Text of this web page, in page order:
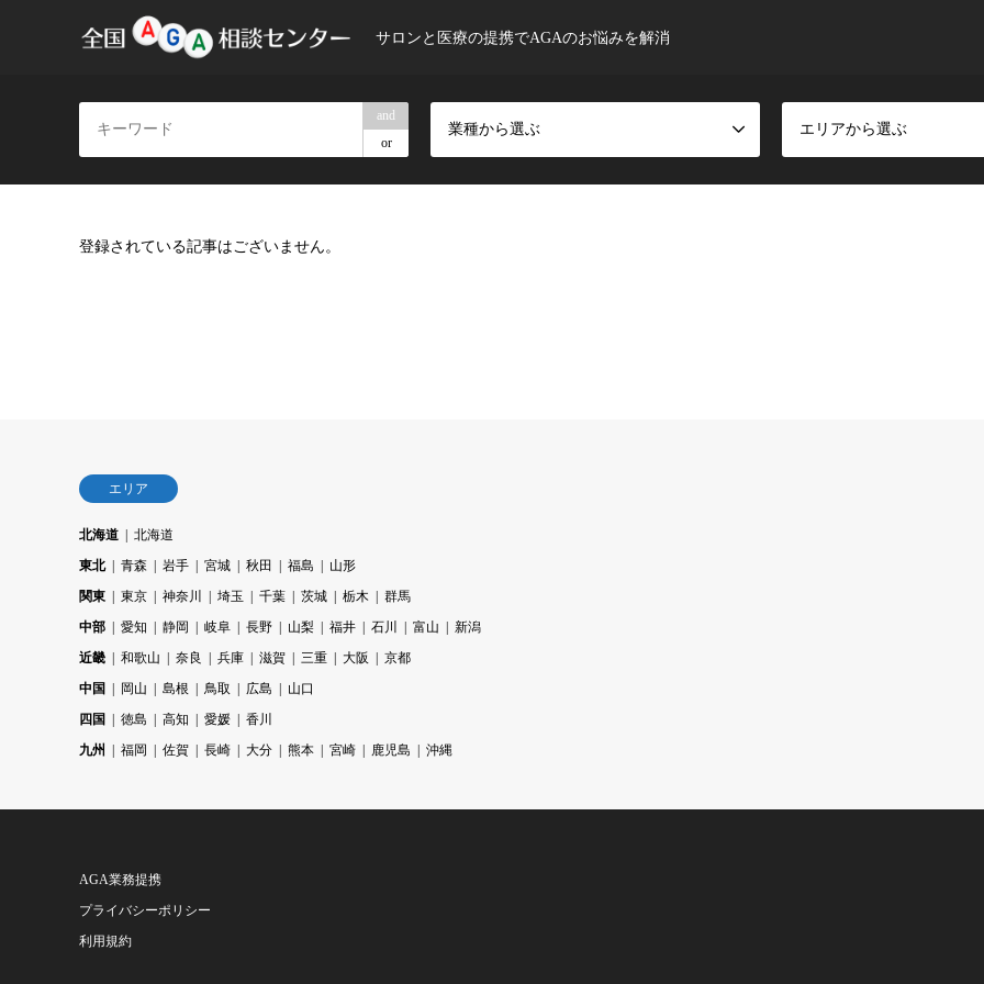
サロンと医療の提携でAGAのお悩みを解消
and
or
業種から選ぶ エリアから選ぶ
登録されている記事はございません。
エリア
北海道
北海道
東北
青森 岩手 宮城 秋田 福島
山形
関東
東京 神奈川 埼玉 千葉 茨城 栃木
群馬
中部
愛知 静岡 岐阜 長野 山梨 福井 石川 富山
新潟
近畿
和歌山 奈良 兵庫 滋賀 三重 大阪
京都
中国
岡山 島根 鳥取 広島
山口
四国
徳島 高知 愛媛
香川
九州
福岡 佐賀 長崎 大分 熊本 宮崎 鹿児島 沖縄
AGA業務提携
プライバシーポリシー
利用規約